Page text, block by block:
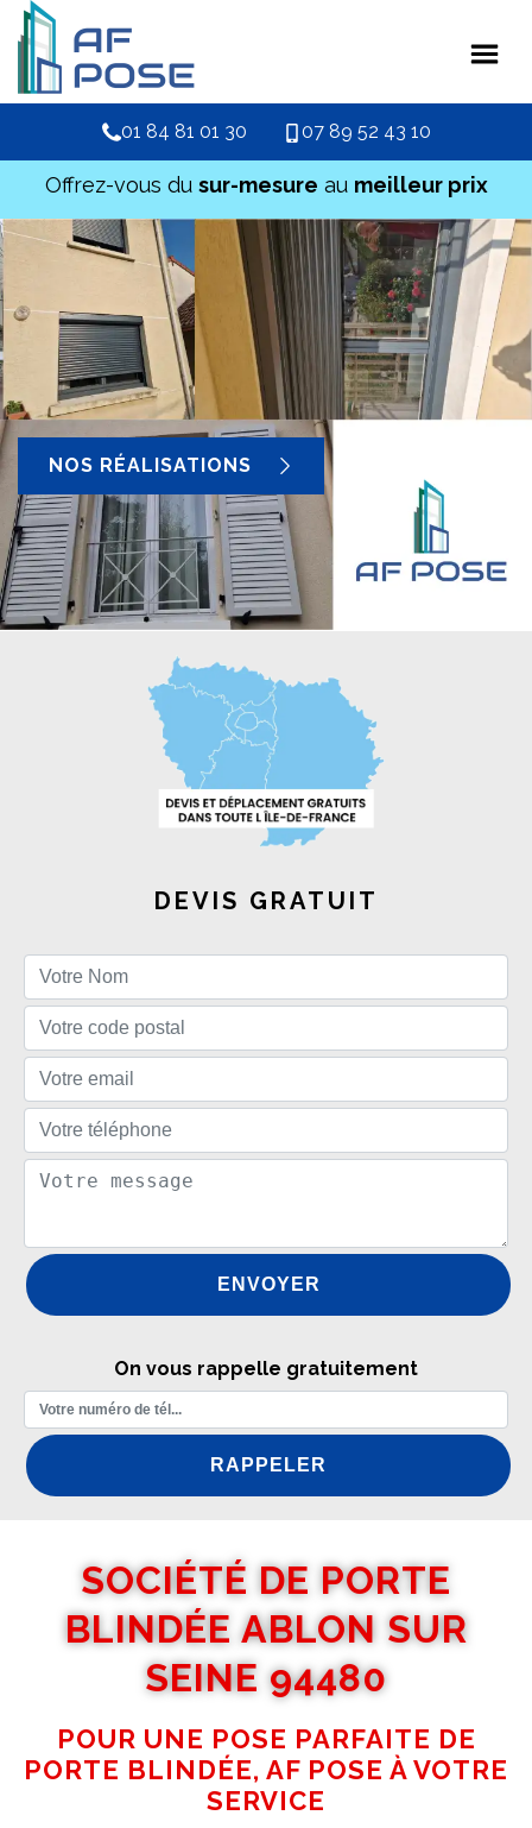
01 84 81 01 30 07 89 52 43 10
Offrez-vous du sur-mesure au meilleur prix
NOS RÉALISATIONS
DEVIS GRATUIT
On vous rappelle gratuitement
SOCIÉTÉ DE PORTE
BLINDÉE ABLON SUR
SEINE 94480
POUR UNE POSE PARFAITE DE
PORTE BLINDÉE, AF POSE À VOTRE
SERVICE